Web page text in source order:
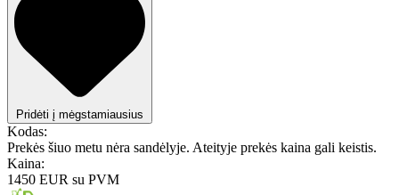
Pridėti į mėgstamiausius
Kodas:
Prekės šiuo metu nėra sandėlyje. Ateityje prekės kaina gali keistis.
Kaina:
1450 EUR su PVM